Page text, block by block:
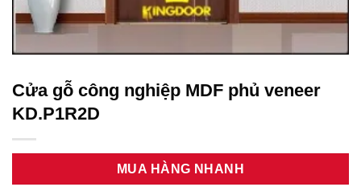
Cửa gỗ công nghiệp MDF phủ veneer
KD.P1R2D
MUA HÀNG NHANH